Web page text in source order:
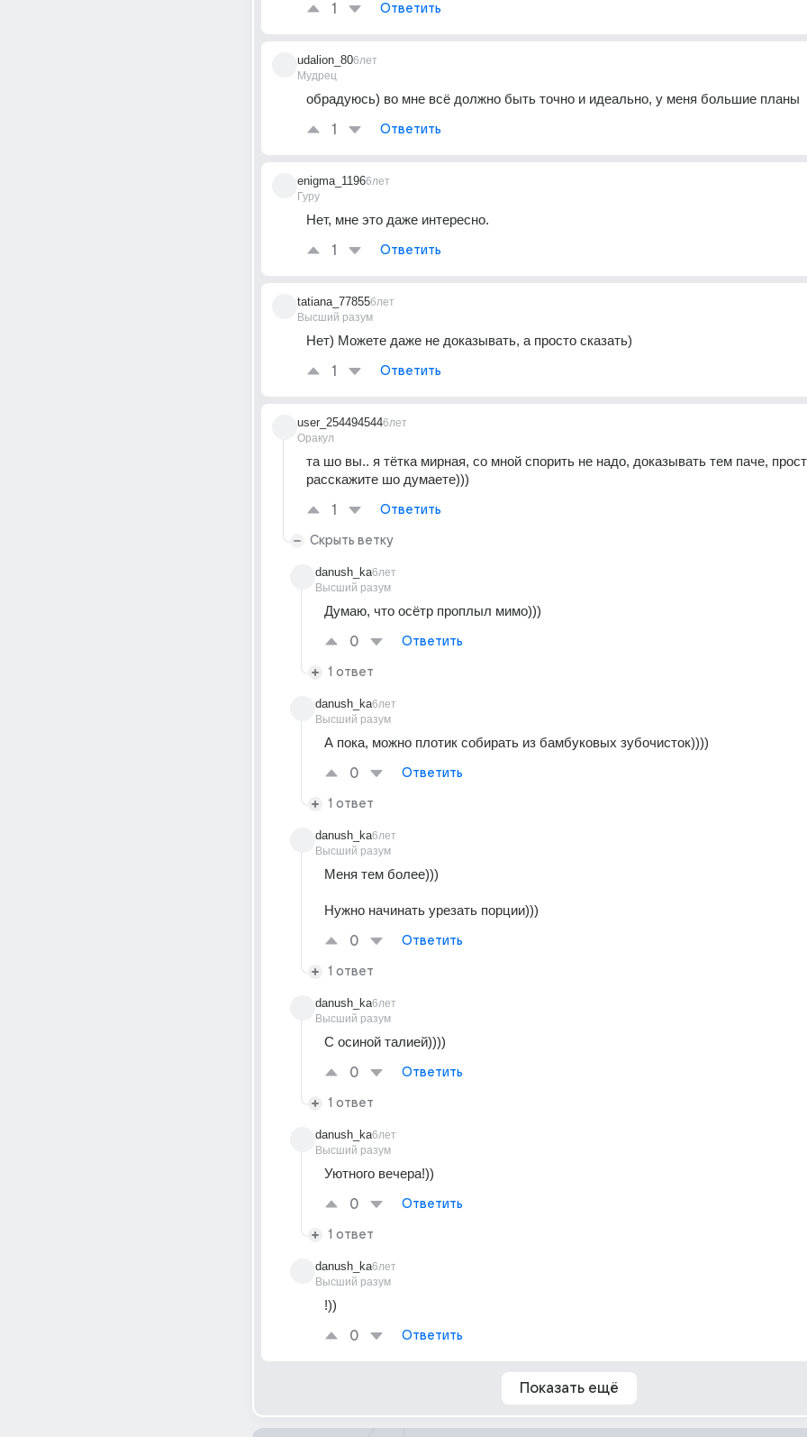
1 Ответить
udalion_80
Мудрец
6лет
обрадуюсь) во мне всё должно быть точно и идеально, у меня большие планы
1 Ответить
enigma_1196
Гуру
6лет
Нет, мне это даже интересно.
1 Ответить
tatiana_77855
Высший разум
6лет
Нет) Можете даже не доказывать, а просто сказать)
1 Ответить
user_254494544
Оракул
6лет
та шо вы.. я тётка мирная, со мной спорить не надо, доказывать тем паче,
расскажите шо думаете)))
1 Ответить
Скрыть ветку
danush_ka
Высший разум
6лет
Думаю, что осётр проплыл мимо)))
0 Ответить
1 ответ
danush_ka
Высший разум
6лет
А пока, можно плотик собирать из бамбуковых зубочисток))))
0 Ответить
1 ответ
danush_ka
Высший разум
6лет
Меня тем более)))
Нужно начинать урезать порции)))
0 Ответить
1 ответ
danush_ka
Высший разум
6лет
С осиной талией))))
0 Ответить
1 ответ
danush_ka
Высший разум
6лет
Уютного вечера!))
0 Ответить
1 ответ
danush_ka
Высший разум
6лет
!))
0 Ответить
Показать ещё